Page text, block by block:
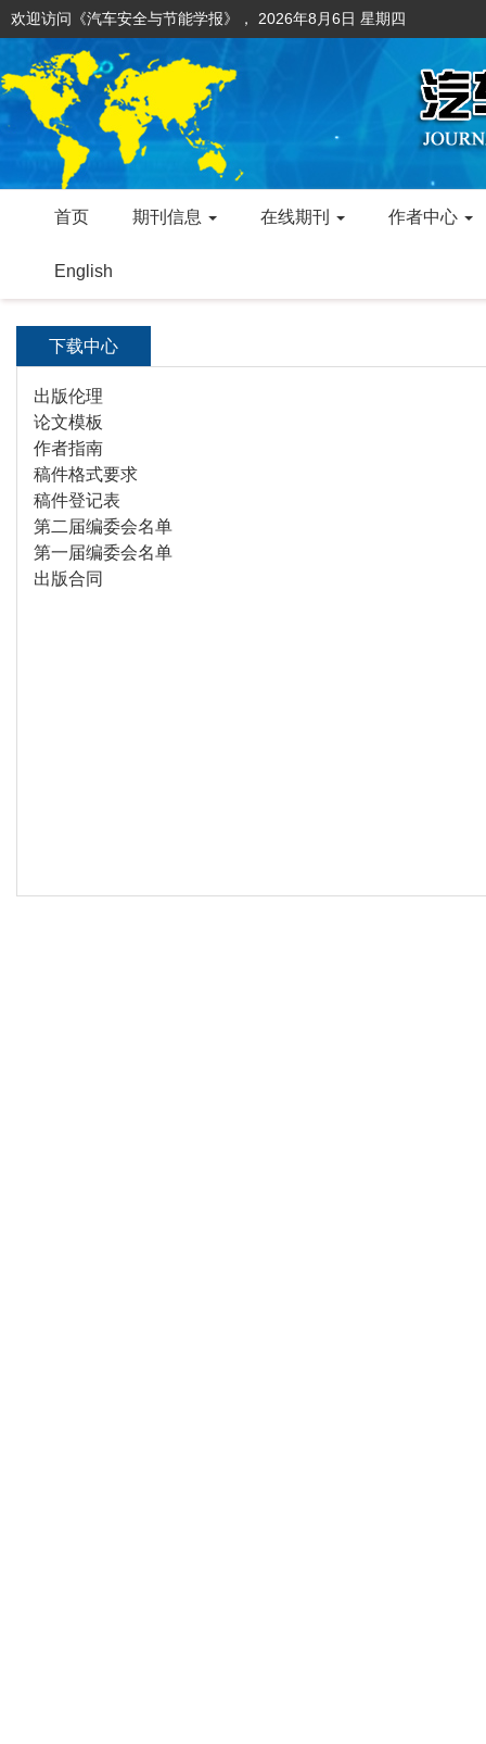
欢迎访问《汽车安全与节能学报》， 2026年8月6日 星期四
首页 期刊信息 在线期刊 作者中心
English
下载中心
出版伦理
论文模板
作者指南
稿件格式要求
稿件登记表
第二届编委会名单
第一届编委会名单
出版合同